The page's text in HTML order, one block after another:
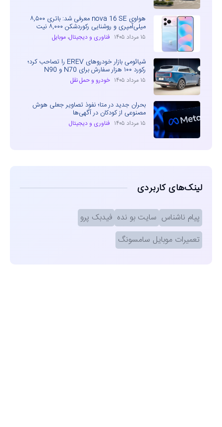
هواوی nova 16 SE معرفی شد: باتری ۸,۵۰۰
میلی‌آمپری و روشنایی رکوردشکن ۸,۰۰۰ نیت
۱۵ مرداد ۱۴۰۵ فناوری و دیجیتال، موبایل
شیائومی بازار خودروهای EREV را تصاحب کرد؛
رکورد ۱۰۰ هزار سفارش برای N70 و N90
۱۵ مرداد ۱۴۰۵ خودرو و حمل نقل
بحران جدید در متا؛ نفوذ تصاویر جعلی هوش
مصنوعی از کودکان در آگهی‌ها
۱۵ مرداد ۱۴۰۵ فناوری و دیجیتال
لینک‌های کاربردی
پیام ناشناس سایت بو نده فیدبک پرو
تعمیرات موبایل سامسونگ